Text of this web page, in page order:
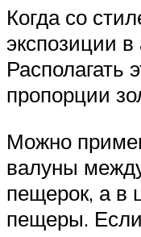
Когда со
экспозиции в
Располагать
пропорции
Можно
валуны
пещерок, а в
пещеры.